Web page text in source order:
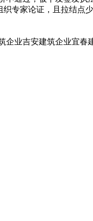
专家论证，且拉结点
企业吉安建筑企业宜春